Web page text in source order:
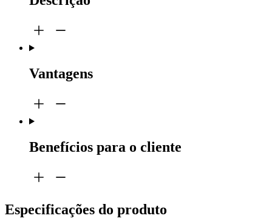
Vantagens
Benefícios para o cliente
Especificações do produto